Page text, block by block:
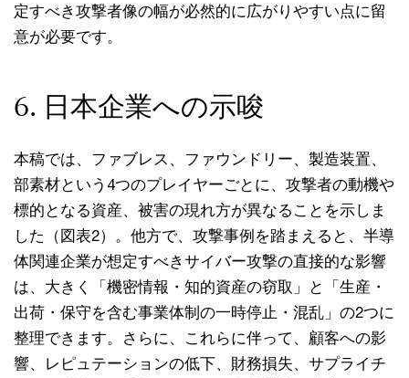
定すべき攻撃者像の幅が必然的に広がりやすい点に留
意が必要です。
6. 日本企業への示唆
本稿では、ファブレス、ファウンドリー、製造装置、
部素材という4つのプレイヤーごとに、攻撃者の動機や
標的となる資産、被害の現れ方が異なることを示しま
した（図表2）。他方で、攻撃事例を踏まえると、半導
体関連企業が想定すべきサイバー攻撃の直接的な影響
は、大きく「機密情報・知的資産の窃取」と「生産・
出荷・保守を含む事業体制の一時停止・混乱」の2つに
整理できます。さらに、これらに伴って、顧客への影
響、レピュテーションの低下、財務損失、サプライチ